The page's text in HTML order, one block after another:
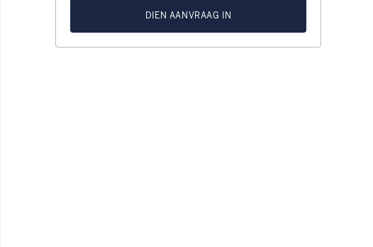
DIEN AANVRAAG IN